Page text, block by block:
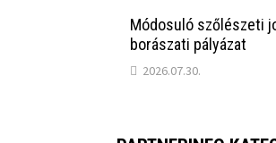
Módosuló szőlészeti
borászati pályázat
2026.07.30.